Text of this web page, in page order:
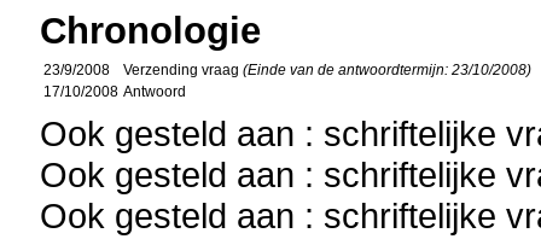
Chronologie
23/9/2008 Verzending vraag(Einde van de antwoordtermijn: 23/10/2008)
17/10/2008 Antwoord
Ook gesteld aan : schriftelijke
Ook gesteld aan : schriftelijke
Ook gesteld aan : schriftelijke